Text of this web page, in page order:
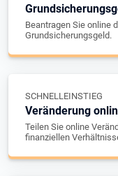
Beantragen Sie online
Grundsicherungsgeld.
SCHNELLEINSTIEG
Veränderung
Teilen Sie online
finanziellen